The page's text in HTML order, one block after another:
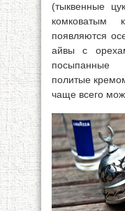
(тыквенные
комковатым
появляются
айвы с
посыпанные
политые
чаще всего